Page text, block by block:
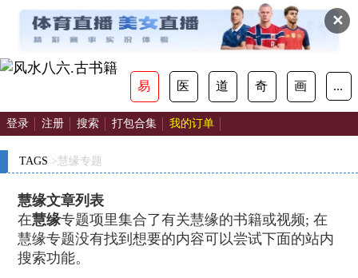
✕
易 医 道 奇 画 ...
登录 注册 搜索 打包合集 我的订单
TAGS >慧缘专题
慧缘文章列表
在慧缘专题项里集合了有关慧缘的书籍或视频; 在
慧缘专题没有找到想要的内容可以尝试下面的站内
搜索功能。